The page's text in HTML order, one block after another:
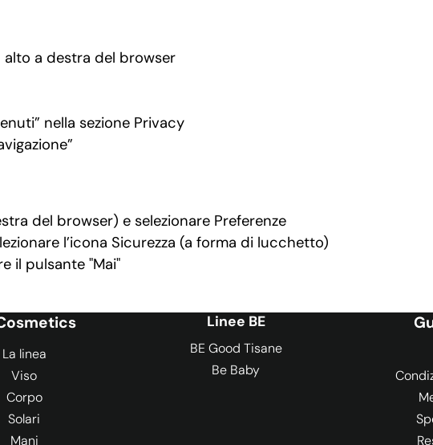
alto a destra del browser
nella sezione Privacy
del browser) e selezionare Preferenze
l’icona Sicurezza (a forma di lucchetto)
il pulsante "Mai"
La linea
Viso
Corpo
Solari
Mani
Linee BE
BE Good Tisane
Be Baby